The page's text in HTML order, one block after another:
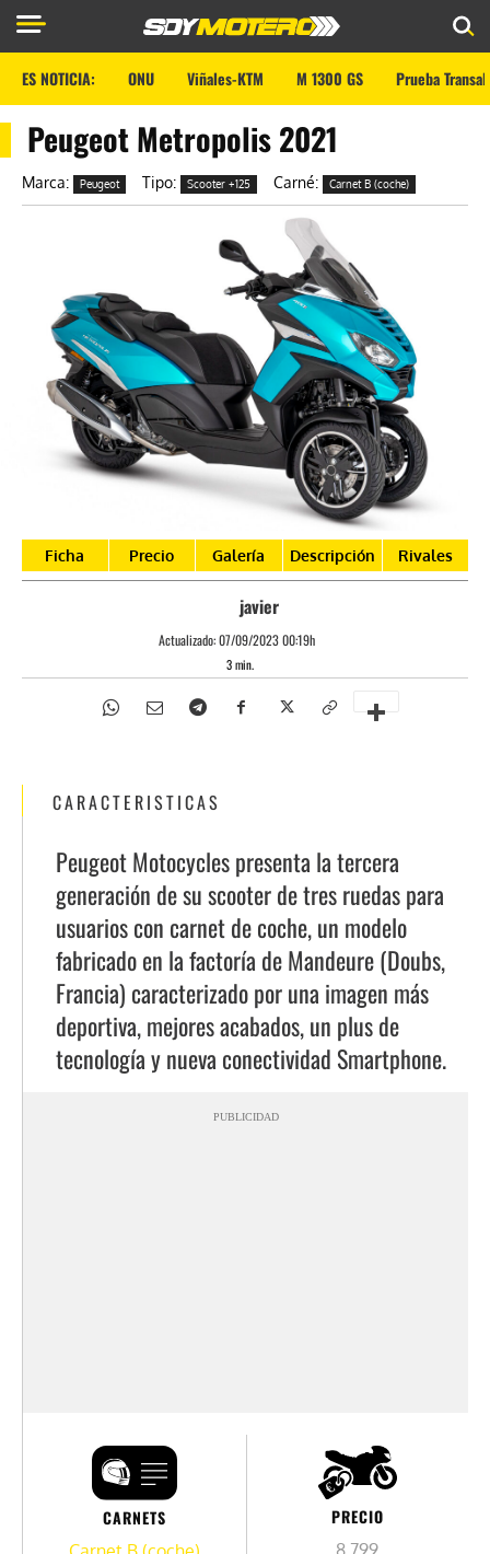
ES NOTICIA: ONU Viñales-KTM M 1300 GS Prueba
Peugeot Metropolis 2021
Marca: Peugeot Tipo: Scooter +125 Carné: Carnet B (coche)
Ficha Precio Galería Descripción Rivales
javier
Actualizado:07/09/2023 00:19h
3min.
CARACTERISTICAS
Peugeot Motocycles presenta la tercera
generación de su scooter de tres ruedas para
usuarios con carnet de coche, un modelo
fabricado en la factoría de Mandeure (Doubs,
Francia) caracterizado por una imagen más
deportiva, mejores acabados, un plus de
tecnología y nueva conectividad Smartphone.
PUBLICIDAD
CARNETS PRECIO